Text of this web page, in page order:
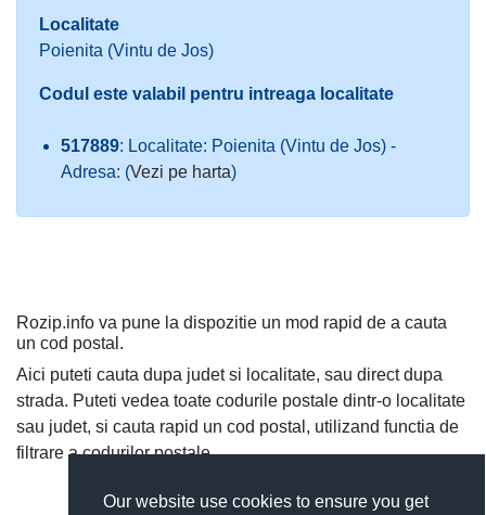
Our website use cookies to ensure you get
Localitate
Poienita (Vintu de Jos)
Codul este valabil pentru intreaga localitate
517889: Localitate: Poienita (Vintu de Jos) -
Adresa: (Vezi pe harta)
Rozip.info va pune la dispozitie un mod rapid de a cauta
un cod postal.
Aici puteti cauta dupa judet si localitate, sau direct dupa
strada. Puteti vedea toate codurile postale dintr-o localitate
sau judet, si cauta rapid un cod postal, utilizand functia de
filtrare a codurilor postale.